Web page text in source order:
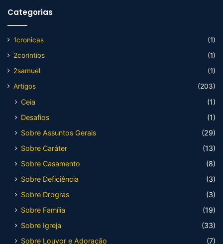
Categorias
1cronicas
(1)
2corintios
(1)
2samuel
(1)
Artigos
(203)
Ceia
(1)
Desafios
(1)
Sobre Assuntos Gerais
(29)
Sobre Caráter
(13)
Sobre Casamento
(8)
Sobre Deficiência
(3)
Sobre Drogras
(3)
Sobre Família
(19)
Sobre Igreja
(33)
Sobre Louvor e Adoração
(7)